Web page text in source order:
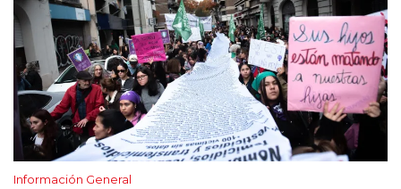
Información General